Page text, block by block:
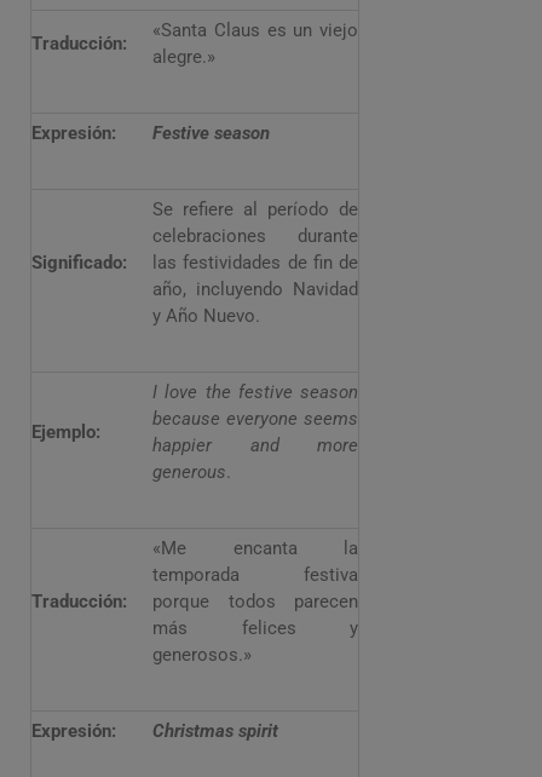
Traducción:
«Santa Claus es un viejo
alegre.»
Expresión: Festive season
Significado:
Se refiere al período de
celebraciones durante
las festividades de fin de
año, incluyendo Navidad
y Año Nuevo.
Ejemplo:
I love the festive season
because everyone seems
happier and more
generous.
Traducción:
«Me encanta la
temporada festiva
porque todos parecen
más felices y
generosos.»
Expresión: Christmas spirit